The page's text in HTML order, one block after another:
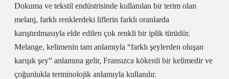
Dokuma ve tekstil endüstrisinde kullanılan bir terim olan
melanj, farklı renklerdeki liflerin farklı oranlarda
karıştırılmasıyla elde edilen çok renkli bir iplik türüdür.
Melange, kelimenin tam anlamıyla “farklı şeylerden oluşan
karışık şey” anlamına gelir, Fransızca kökenli bir kelimedir ve
çoğunlukla terminolojik anlamıyla kullanılır.